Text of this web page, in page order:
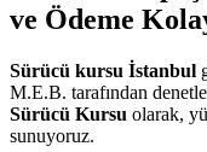
ve Ödeme
Sürücü kursu İstanbul
M.E.B. tarafından
Sürücü Kursu olarak,
sunuyoruz.